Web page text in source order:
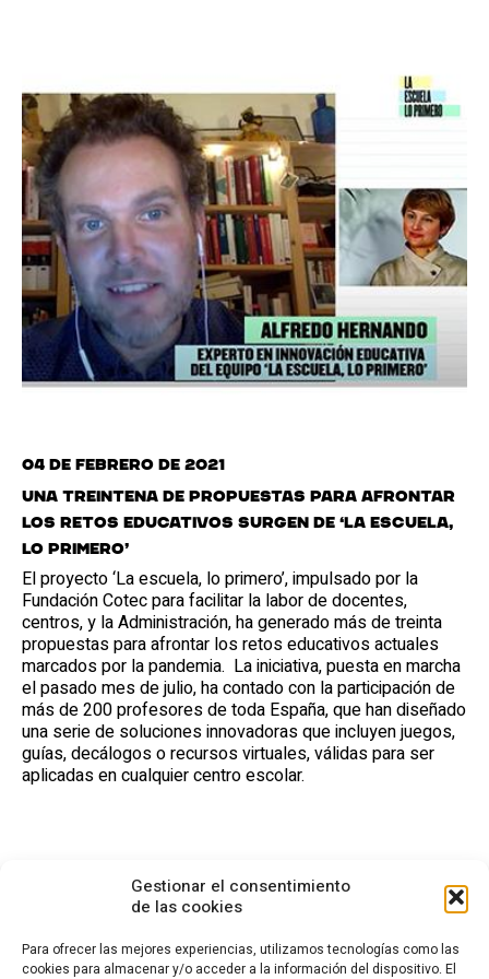
Gestionar el consentimiento
de las cookies
Para ofrecer las mejores experiencias, utilizamos tecnologías como las
cookies para almacenar y/o acceder a la información del dispositivo. El
04 de febrero de 2021
Una treintena de propuestas para afrontar
los retos educativos surgen de ‘La escuela,
lo primero’
El proyecto ‘La escuela, lo primero’, impulsado por la
Fundación Cotec para facilitar la labor de docentes,
centros, y la Administración, ha generado más de treinta
propuestas para afrontar los retos educativos actuales
marcados por la pandemia. La iniciativa, puesta en marcha
el pasado mes de julio, ha contado con la participación de
más de 200 profesores de toda España, que han diseñado
una serie de soluciones innovadoras que incluyen juegos,
guías, decálogos o recursos virtuales, válidas para ser
aplicadas en cualquier centro escolar.